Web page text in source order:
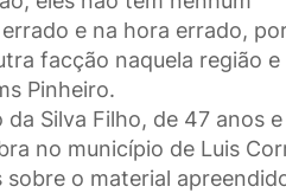
e na hora errado,
facção naquela região e
Pinheiro.
Silva Filho, de 47 anos e
no município de Luis
sobre o material